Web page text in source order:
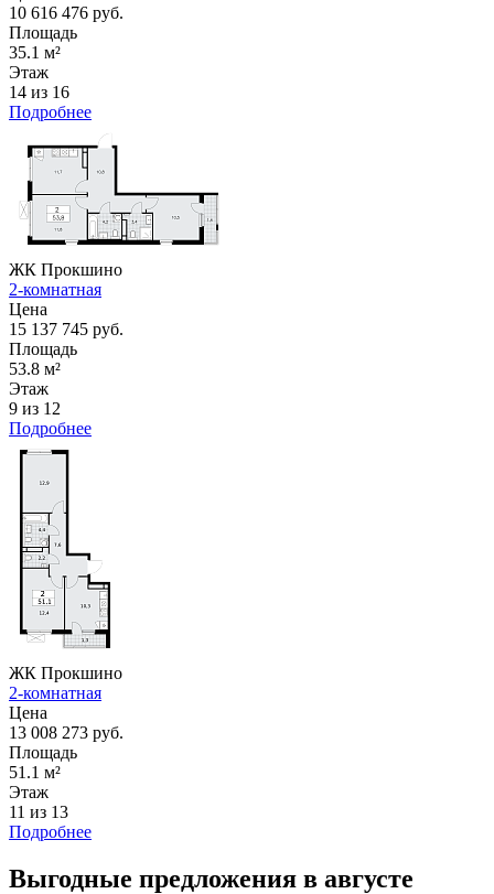
10 616 476 руб.
Площадь
35.1 м²
Этаж
14 из 16
Подробнее
ЖК Прокшино
2-комнатная
Цена
15 137 745 руб.
Площадь
53.8 м²
Этаж
9 из 12
Подробнее
ЖК Прокшино
2-комнатная
Цена
13 008 273 руб.
Площадь
51.1 м²
Этаж
11 из 13
Подробнее
Выгодные предложения в августе